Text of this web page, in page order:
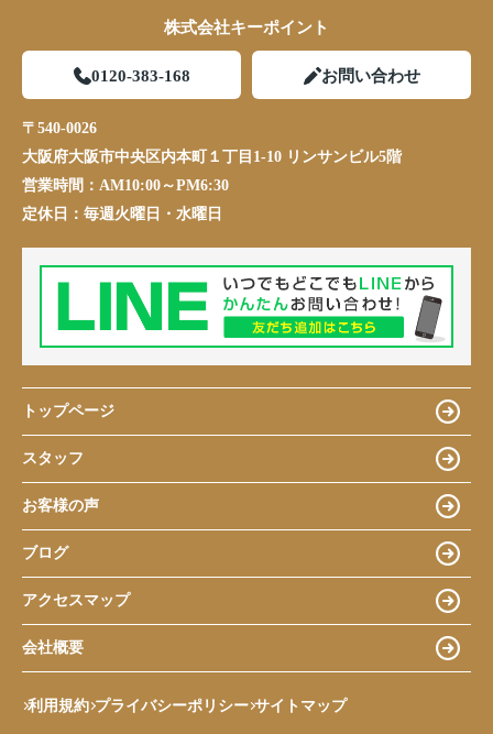
株式会社キーポイント
0120-383-168 お問い合わせ
〒540-0026
大阪府大阪市中央区内本町１丁目1-10 リンサンビル5階
営業時間： AM10:00～PM6:30
定休日： 毎週火曜日・水曜日
トップページ
スタッフ
お客様の声
ブログ
アクセスマップ
会社概要
利用規約 プライバシーポリシー サイトマップ